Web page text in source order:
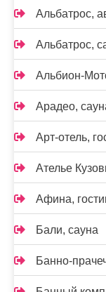
Альбатрос,
Альбатрос,
Альбион-
Арадео,
Арт-отель,
Ателье
Афина,
Бали, сауна
Банно-